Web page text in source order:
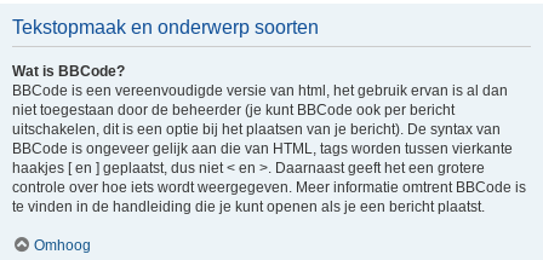
Tekstopmaak en onderwerp soorten
Wat is BBCode?
BBCode is een vereenvoudigde versie van html, het gebruik ervan is al dan
niet toegestaan door de beheerder (je kunt BBCode ook per bericht
uitschakelen, dit is een optie bij het plaatsen van je bericht). De syntax van
BBCode is ongeveer gelijk aan die van HTML, tags worden tussen vierkante
haakjes [ en ] geplaatst, dus niet < en >. Daarnaast geeft het een grotere
controle over hoe iets wordt weergegeven. Meer informatie omtrent BBCode is
te vinden in de handleiding die je kunt openen als je een bericht plaatst.
Omhoog